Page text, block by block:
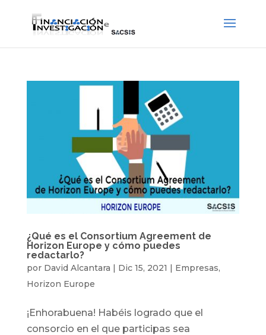
¿Qué es el Consortium Agreement de
Horizon Europe y cómo puedes
redactarlo?
por David Alcantara | Dic 15, 2021 | Empresas,
Horizon Europe
¡Enhorabuena! Habéis logrado que el
consorcio en el que participas sea